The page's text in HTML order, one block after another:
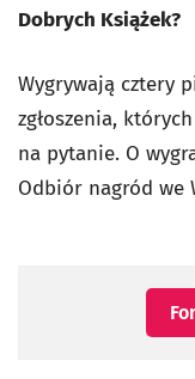
Dobrych Książek?
Wygrywają cztery
zgłoszenia,
na pytanie. O
Odbiór nagród we